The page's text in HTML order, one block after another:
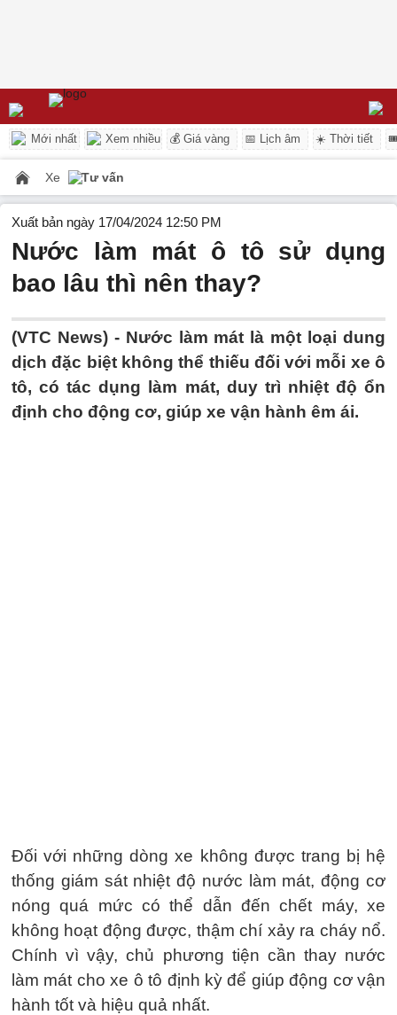
Mới nhất Xem nhiều 💰 Giá vàng 📅 Lịch âm ☀️ Thời tiết
Xe Tư vấn
Xuất bản ngày 17/04/2024 12:50 PM
Nước làm mát ô tô sử dụng
bao lâu thì nên thay?
(VTC News) - Nước làm mát là một loại dung
dịch đặc biệt không thể thiếu đối với mỗi xe ô
tô, có tác dụng làm mát, duy trì nhiệt độ ổn
định cho động cơ, giúp xe vận hành êm ái.
Đối với những dòng xe không được trang bị hệ
thống giám sát nhiệt độ nước làm mát, động cơ
nóng quá mức có thể dẫn đến chết máy, xe
không hoạt động được, thậm chí xảy ra cháy nổ.
Chính vì vậy, chủ phương tiện cần thay nước
làm mát cho xe ô tô định kỳ để giúp động cơ vận
hành tốt và hiệu quả nhất.